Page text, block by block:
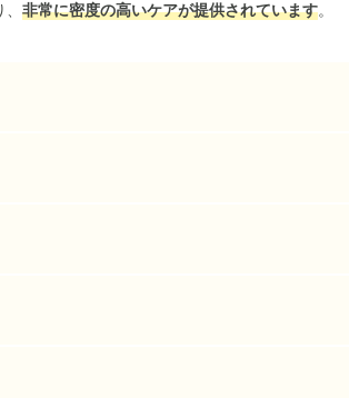
非常に密度の高いケアが提供されています。